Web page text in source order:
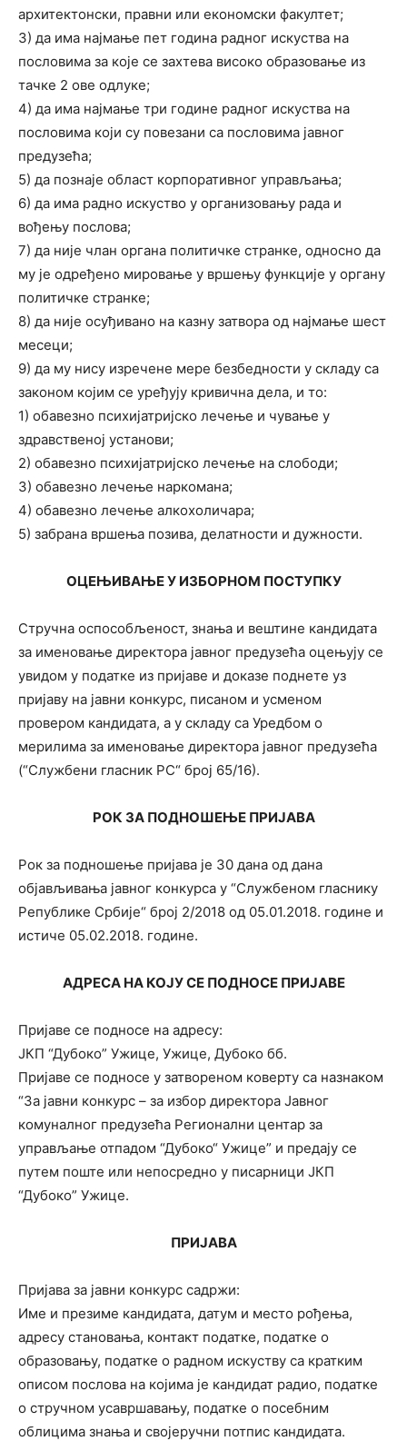
архитектонски, правни или економски факултет;
3) да има најмање пет година радног искуства на
пословима за које се захтева високо образовање из
тачке 2 ове одлуке;
4) да има најмање три године радног искуства на
пословима који су повезани са пословима јавног
предузећа;
5) да познаје област корпоративног управљања;
6) да има радно искуство у организовању рада и
вођењу послова;
7) да није члан органа политичке странке, односно да
му је одређено мировање у вршењу функције у органу
политичке странке;
8) да није осуђивано на казну затвора од најмање шест
месеци;
9) да му нису изречене мере безбедности у складу са
законом којим се уређују кривична дела, и то:
1) обавезно психијатријско лечење и чување у
здравственој установи;
2) обавезно психијатријско лечење на слободи;
3) обавезно лечење наркомана;
4) обавезно лечење алкохоличара;
5) забрана вршења позива, делатности и дужности.
ОЦЕЊИВАЊЕ У ИЗБОРНОМ ПОСТУПКУ
Стручна оспособљеност, знања и вештине кандидата
за именовање директора јавног предузећа оцењују се
увидом у податке из пријаве и доказе поднете уз
пријаву на јавни конкурс, писаном и усменом
провером кандидата, а у складу са Уредбом о
мерилима за именовање директора јавног предузећа
(“Службени гласник РС“ број 65/16).
РОК ЗА ПОДНОШЕЊЕ ПРИЈАВА
Рок за подношење пријава је 30 дана од дана
објављивања јавног конкурса у “Службеном гласнику
Републике Србије“ број 2/2018 од 05.01.2018. године и
истиче 05.02.2018. године.
АДРЕСА НА КОЈУ СЕ ПОДНОСЕ ПРИЈАВЕ
Пријаве се подносе на адресу:
ЈКП “Дубоко” Ужице, Ужице, Дубоко бб.
Пријаве се подносе у затвореном коверту са назнаком
“За јавни конкурс – за избор директора Јавног
комуналног предузећа Регионални центар за
управљање отпадом “Дубоко“ Ужице” и предају се
путем поште или непосредно у писарници ЈКП
“Дубоко” Ужице.
ПРИЈАВА
Пријава за јавни конкурс садржи:
Име и презиме кандидата, датум и место рођења,
адресу становања, контакт податке, податке о
образовању, податке о радном искуству са кратким
описом послова на којима је кандидат радио, податке
о стручном усавршавању, податке о посебним
облицима знања и својеручни потпис кандидата.